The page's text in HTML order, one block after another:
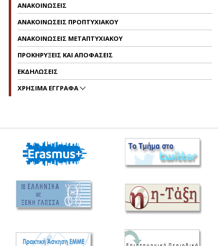
ΑΝΑΚΟΙΝΩΣΕΙΣ
ΑΝΑΚΟΙΝΩΣΕΙΣ ΠΡΟΠΤΥΧΙΑΚΟΥ
ΑΝΑΚΟΙΝΩΣΕΙΣ ΜΕΤΑΠΤΥΧΙΑΚΟΥ
ΠΡΟΚΗΡΥΞΕΙΣ ΚΑΙ ΑΠΟΦΑΣΕΙΣ
ΕΚΔΗΛΩΣΕΙΣ
ΧΡΗΣΙΜΑ ΕΓΓΡΑΦΑ